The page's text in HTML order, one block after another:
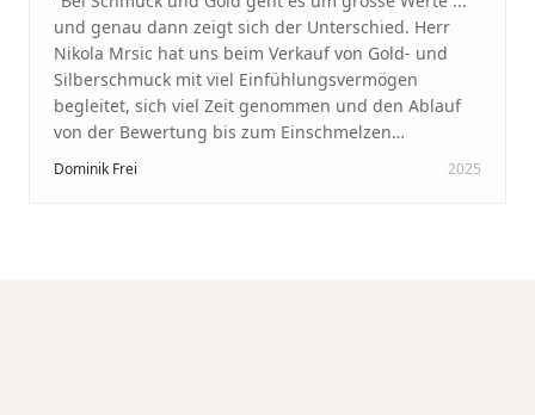
und genau dann zeigt sich der Unterschied. Herr
Nikola Mrsic hat uns beim Verkauf von Gold- und
Silberschmuck mit viel Einfühlungsvermögen
begleitet, sich viel Zeit genommen und den Ablauf
von der Bewertung bis zum Einschmelzen
transparent und angenehm gestaltet. Diskreter,
Dominik Frei 2025